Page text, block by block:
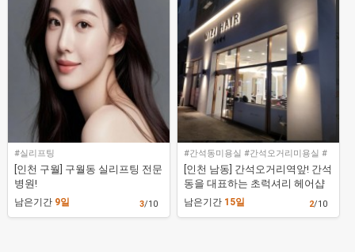
#실리프팅
[인천 구월] 구월동 실리프팅 전문
병원!
남은기간 9일 3/10
#간석동미용실 #간석오거리미용실 #
간석오거리역미용실
[인천 남동] 간석오거리역앞! 간석
동을 대표하는 초럭셔리 헤어샵
[미지헤어]
남은기간 15일 2/10